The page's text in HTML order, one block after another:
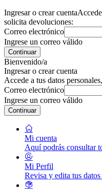
Ingresar o crear cuenta
solicita devoluciones:
Correo electrónico
Ingrese un correo válido
Continuar
Bienvenido/a
Ingresar o crear cuenta
Accede a tus datos
Correo electrónico
Ingrese un correo válido
Continuar
Mi cuenta
Aquí podrás consultar
Mi Perfil
Revisa y edita tus datos